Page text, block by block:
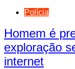
Polícia
Homem é
exploração
internet